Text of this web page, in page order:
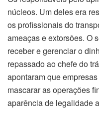
núcleos. Um deles era
os profissionais do
ameaças e extorsões. O
receber e gerenciar o
repassado ao chefe do
apontaram que
mascarar as operações
aparência de legalidade